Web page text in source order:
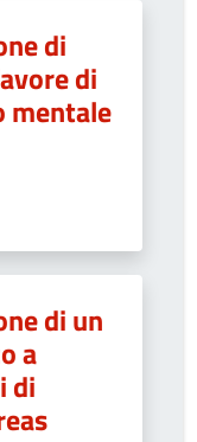
di
di
mentale
di un
a
di